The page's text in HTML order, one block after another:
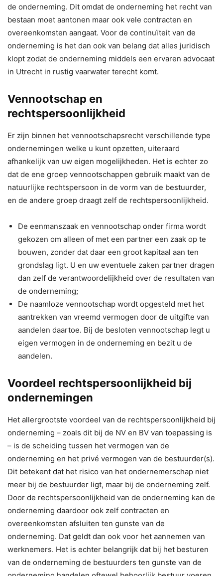
de onderneming. Dit omdat de onderneming het recht van
bestaan moet aantonen maar ook vele contracten en
overeenkomsten aangaat. Voor de continuïteit van de
onderneming is het dan ook van belang dat alles juridisch
klopt zodat de onderneming middels een ervaren advocaat
in Utrecht in rustig vaarwater terecht komt.
Vennootschap en
rechtspersoonlijkheid
Er zijn binnen het vennootschapsrecht verschillende type
ondernemingen welke u kunt opzetten, uiteraard
afhankelijk van uw eigen mogelijkheden. Het is echter zo
dat de ene groep vennootschappen gebruik maakt van de
natuurlijke rechtspersoon in de vorm van de bestuurder,
en de andere groep draagt zelf de rechtspersoonlijkheid.
De eenmanszaak en vennootschap onder firma wordt
gekozen om alleen of met een partner een zaak op te
bouwen, zonder dat daar een groot kapitaal aan ten
grondslag ligt. U en uw eventuele zaken partner dragen
dan zelf de verantwoordelijkheid over de resultaten van
de onderneming;
De naamloze vennootschap wordt opgesteld met het
aantrekken van vreemd vermogen door de uitgifte van
aandelen daartoe. Bij de besloten vennootschap legt u
eigen vermogen in de onderneming en bezit u de
aandelen.
Voordeel rechtspersoonlijkheid bij
ondernemingen
Het allergrootste voordeel van de rechtspersoonlijkheid bij
onderneming – zoals dit bij de NV en BV van toepassing is
– is de scheiding tussen het vermogen van de
onderneming en het privé vermogen van de bestuurder(s).
Dit betekent dat het risico van het ondernemerschap niet
meer bij de bestuurder ligt, maar bij de onderneming zelf.
Door de rechtspersoonlijkheid van de onderneming kan de
onderneming daardoor ook zelf contracten en
overeenkomsten afsluiten ten gunste van de
onderneming. Dat geldt dan ook voor het aannemen van
werknemers. Het is echter belangrijk dat bij het besturen
van de onderneming de bestuurders ten gunste van de